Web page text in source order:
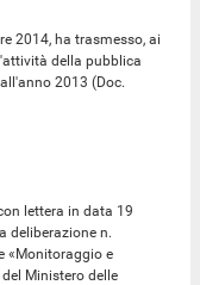
2014, ha trasmesso, ai
della pubblica
2013 (Doc.
lettera in data 19
deliberazione n.
«Monitoraggio e
Ministero delle